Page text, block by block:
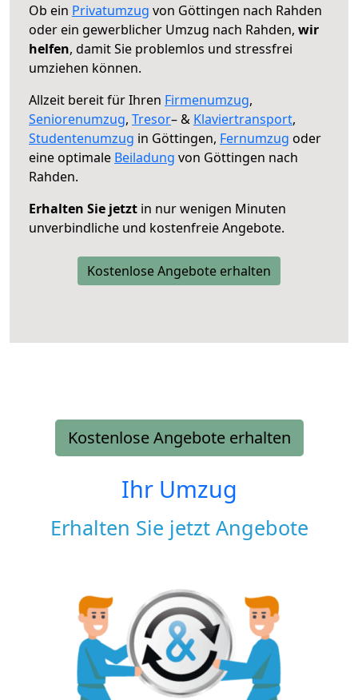
Ob ein Privatumzug von Göttingen nach Rahden
oder ein gewerblicher Umzug nach Rahden, wir
helfen, damit Sie problemlos und stressfrei
umziehen können.
Allzeit bereit für Ihren Firmenumzug,
Seniorenumzug, Tresor– & Klaviertransport,
Studentenumzug in Göttingen, Fernumzug oder
eine optimale Beiladung von Göttingen nach
Rahden.
Erhalten Sie jetzt in nur wenigen Minuten
unverbindliche und kostenfreie Angebote.
Kostenlose Angebote erhalten
Kostenlose Angebote erhalten
Ihr Umzug
Erhalten Sie jetzt Angebote